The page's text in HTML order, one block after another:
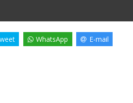
WhatsApp E-mail